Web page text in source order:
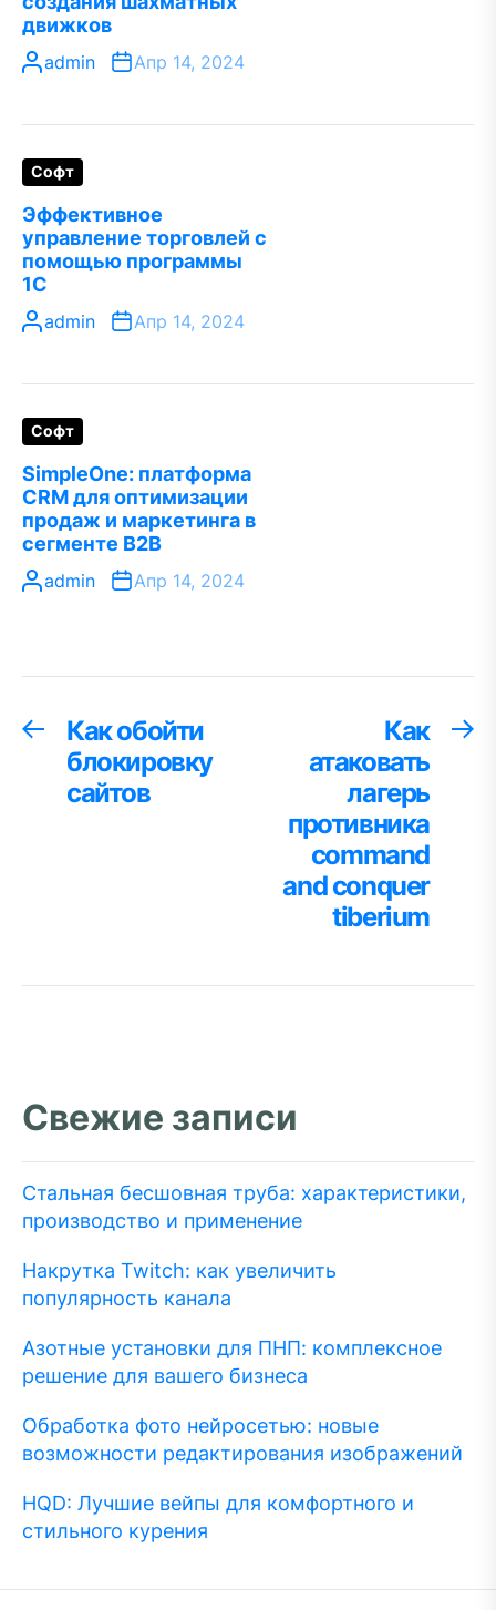
движков
admin Апр 14, 2024
Софт
Эффективное
управление торговлей с
помощью программы
1С
admin Апр 14, 2024
Софт
SimpleOne: платформа
CRM для оптимизации
продаж и маркетинга в
сегменте B2B
admin Апр 14, 2024
Навигация
записям
Предыдущая
запись:
Как обойти
блокировку
сайтов
Как
атаковать
лагерь
противника
command
and conquer
tiberium
Свежие записи
Стальная бесшовная труба: характеристики,
производство и применение
Накрутка Twitch: как увеличить
популярность канала
Азотные установки для ПНП: комплексное
решение для вашего бизнеса
Обработка фото нейросетью: новые
возможности редактирования изображений
HQD: Лучшие вейпы для комфортного и
стильного курения